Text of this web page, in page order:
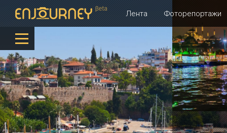
Лента Фоторепортажи